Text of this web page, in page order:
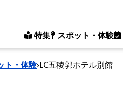
特集 スポット・体験
ト・体験›LC五稜郭ホテル別館